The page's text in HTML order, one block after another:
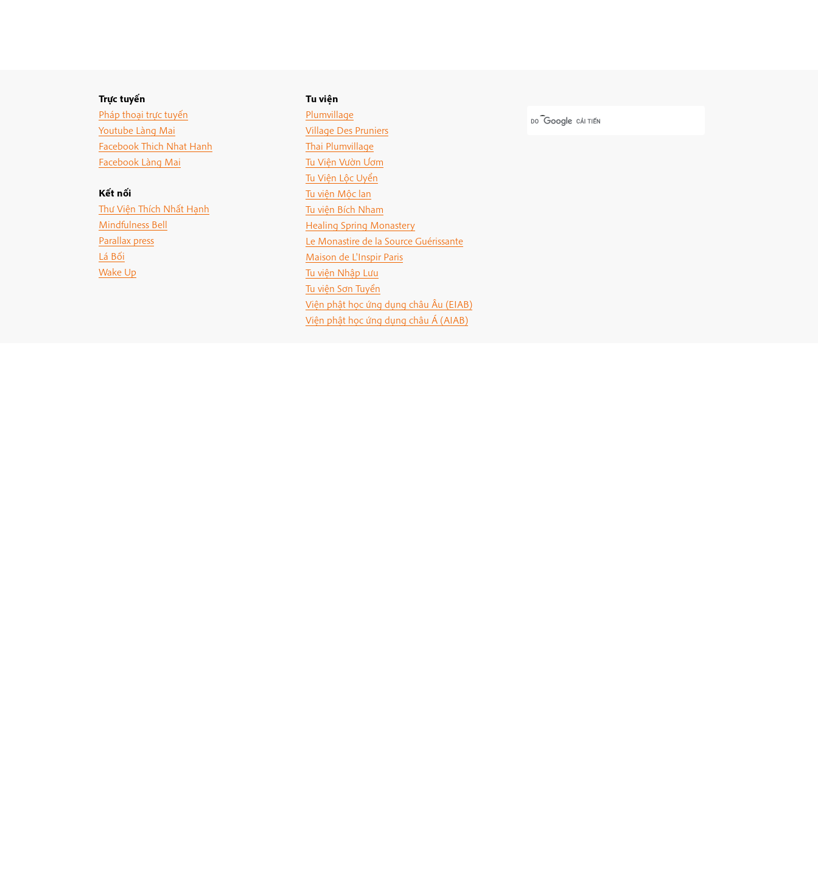
Trực tuyến
Pháp thoại trực tuyến
Youtube Làng Mai
Facebook Thich Nhat Hanh
Facebook Làng Mai
Kết nối
Thư Viện Thích Nhất Hạnh
Mindfulness Bell
Parallax press
Lá Bối
Wake Up
Tu viện
Plumvillage
Village Des Pruniers
Thai Plumvillage
Tu Viện Vườn Ươm
Tu Viện Lộc Uyển
Tu viện Mộc lan
Tu viện Bích Nham
Healing Spring Monastery
Le Monastire de la Source Guérissante
Maison de L'Inspir Paris
Tu viện Nhập Lưu
Tu viện Sơn Tuyền
Viện phật học ứng dụng châu Âu (EIAB)
Viện phật học ứng dụng châu Á (AIAB)